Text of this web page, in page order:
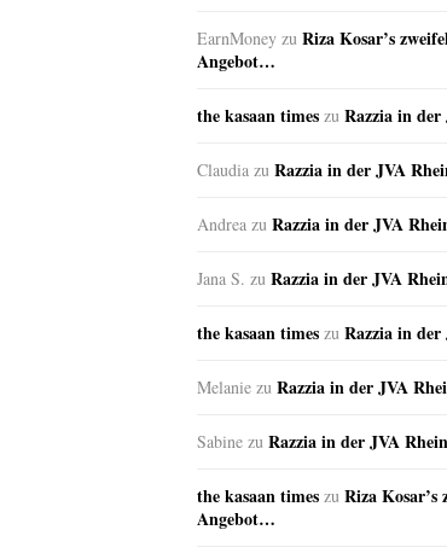
EarnMoney zu Riza Kosar’s
Angebot…
the kasaan times zu Razzia in
Claudia zu Razzia in der JVA
Andrea zu Razzia in der JVA
Jana S. zu Razzia in der JVA
the kasaan times zu Razzia in
Melanie zu Razzia in der JVA
Sabine zu Razzia in der JVA
the kasaan times zu Riza Kosar’s
Angebot…